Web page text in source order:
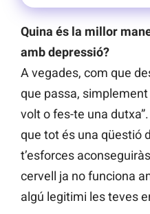
Quina és la millor
amb depressió?
A vegades, com que
que passa, simplement
volt o fes-te una
que tot és una qüestió
t’esforces
cervell ja no funciona
algú legitimi les teves